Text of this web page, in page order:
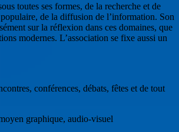
toutes ses formes, de la recherche et de
de la diffusion de l’information. Son
sur la réflexion dans ces domaines, que
modernes. L’association se fixe aussi un
conférences, débats, fêtes et de tout
graphique, audio-visuel